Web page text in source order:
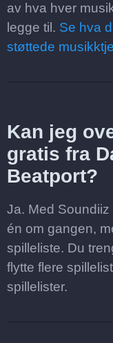
av hva hver
legge til. Se hva
støttede
Kan jeg
gratis fra
Beatport?
Ja. Med
én om gangen,
spilleliste. Du
flytte flere
spillelister.